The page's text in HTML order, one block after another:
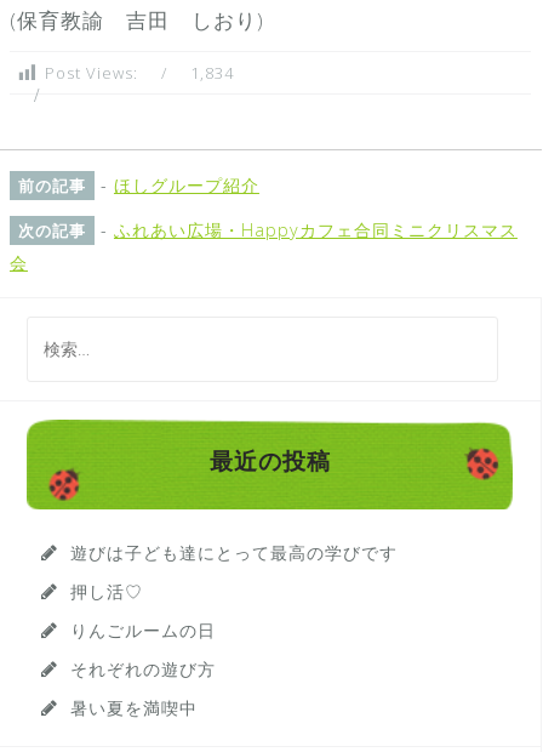
(保育教諭 吉田 しおり)
Post Views: 1,834
前の記事 - ほしグループ紹介
次の記事 - ふれあい広場・Happyカフェ合同ミニクリスマス
会
最近の投稿
遊びは子ども達にとって最高の学びです
押し活♡
りんごルームの日
それぞれの遊び方
暑い夏を満喫中